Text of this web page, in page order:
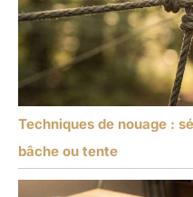
Techniques de nouage :
bâche ou tente